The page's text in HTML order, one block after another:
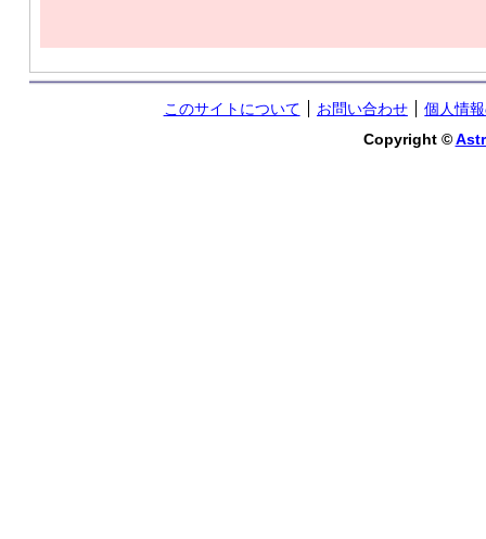
このサイトについて お問い合わせ
個人情
Copyright ©